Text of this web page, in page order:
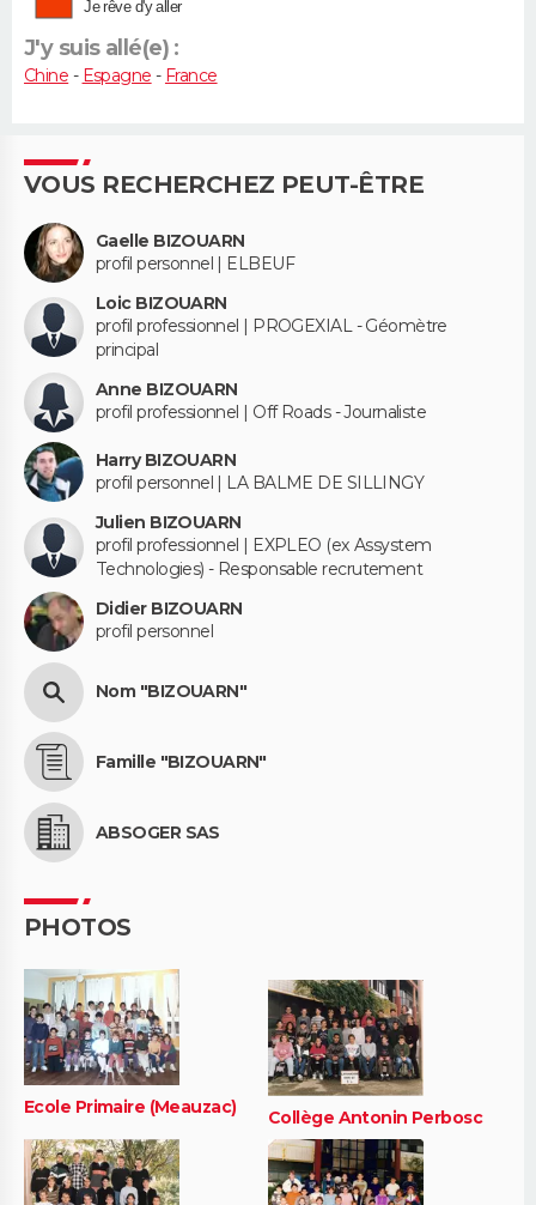
Je rêve d'y aller
J'y suis allé(e) :
Chine - Espagne - France
VOUS RECHERCHEZ PEUT-ÊTRE
Gaelle BIZOUARN
profil personnel | ELBEUF
Loic BIZOUARN
profil professionnel | PROGEXIAL - Géomètre
principal
Anne BIZOUARN
profil professionnel | Off Roads - Journaliste
Harry BIZOUARN
profil personnel | LA BALME DE SILLINGY
Julien BIZOUARN
profil professionnel | EXPLEO (ex Assystem
Technologies) - Responsable recrutement
Didier BIZOUARN
profil personnel
Nom "BIZOUARN"
Famille "BIZOUARN"
ABSOGER SAS
PHOTOS
Ecole Primaire (Meauzac) Collège Antonin Perbosc